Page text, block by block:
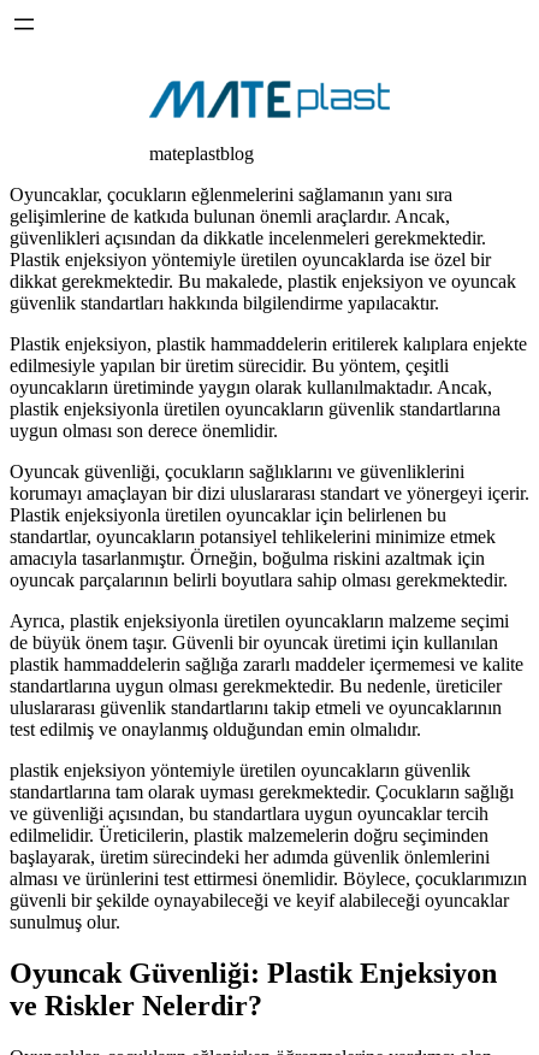
mateplastblog
Oyuncaklar, çocukların eğlenmelerini sağlamanın yanı sıra
gelişimlerine de katkıda bulunan önemli araçlardır. Ancak,
güvenlikleri açısından da dikkatle incelenmeleri gerekmektedir.
Plastik enjeksiyon yöntemiyle üretilen oyuncaklarda ise özel bir
dikkat gerekmektedir. Bu makalede, plastik enjeksiyon ve oyuncak
güvenlik standartları hakkında bilgilendirme yapılacaktır.
Plastik enjeksiyon, plastik hammaddelerin eritilerek kalıplara enjekte
edilmesiyle yapılan bir üretim sürecidir. Bu yöntem, çeşitli
oyuncakların üretiminde yaygın olarak kullanılmaktadır. Ancak,
plastik enjeksiyonla üretilen oyuncakların güvenlik standartlarına
uygun olması son derece önemlidir.
Oyuncak güvenliği, çocukların sağlıklarını ve güvenliklerini
korumayı amaçlayan bir dizi uluslararası standart ve yönergeyi içerir.
Plastik enjeksiyonla üretilen oyuncaklar için belirlenen bu
standartlar, oyuncakların potansiyel tehlikelerini minimize etmek
amacıyla tasarlanmıştır. Örneğin, boğulma riskini azaltmak için
oyuncak parçalarının belirli boyutlara sahip olması gerekmektedir.
Ayrıca, plastik enjeksiyonla üretilen oyuncakların malzeme seçimi
de büyük önem taşır. Güvenli bir oyuncak üretimi için kullanılan
plastik hammaddelerin sağlığa zararlı maddeler içermemesi ve kalite
standartlarına uygun olması gerekmektedir. Bu nedenle, üreticiler
uluslararası güvenlik standartlarını takip etmeli ve oyuncaklarının
test edilmiş ve onaylanmış olduğundan emin olmalıdır.
plastik enjeksiyon yöntemiyle üretilen oyuncakların güvenlik
standartlarına tam olarak uyması gerekmektedir. Çocukların sağlığı
ve güvenliği açısından, bu standartlara uygun oyuncaklar tercih
edilmelidir. Üreticilerin, plastik malzemelerin doğru seçiminden
başlayarak, üretim sürecindeki her adımda güvenlik önlemlerini
alması ve ürünlerini test ettirmesi önemlidir. Böylece, çocuklarımızın
güvenli bir şekilde oynayabileceği ve keyif alabileceği oyuncaklar
sunulmuş olur.
Oyuncak Güvenliği: Plastik Enjeksiyon
ve Riskler Nelerdir?